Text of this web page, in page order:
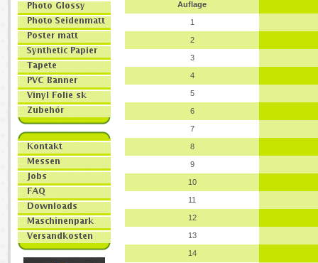
Auflage
1
2
3
4
5
6
7
8
9
10
11
12
13
14